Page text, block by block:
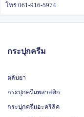
โทร 061-916-5974
กระปุกครีม
ตลับยา
กระปุกครีมพลาสติก
กระปุกครีมอะคริลิค